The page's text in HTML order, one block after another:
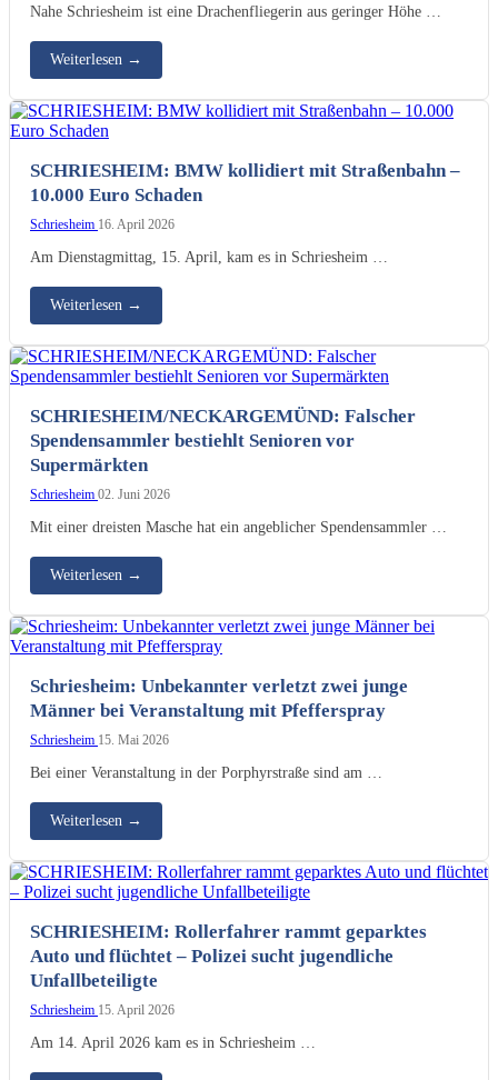
Nahe Schriesheim ist eine Drachenfliegerin aus geringer Höhe …
Weiterlesen →
SCHRIESHEIM: BMW kollidiert mit Straßenbahn –
10.000 Euro Schaden
Schriesheim 16. April 2026
Am Dienstagmittag, 15. April, kam es in Schriesheim …
Weiterlesen →
SCHRIESHEIM/NECKARGEMÜND: Falscher
Spendensammler bestiehlt Senioren vor
Supermärkten
Schriesheim 02. Juni 2026
Mit einer dreisten Masche hat ein angeblicher Spendensammler …
Weiterlesen →
Schriesheim: Unbekannter verletzt zwei junge
Männer bei Veranstaltung mit Pfefferspray
Schriesheim 15. Mai 2026
Bei einer Veranstaltung in der Porphyrstraße sind am …
Weiterlesen →
SCHRIESHEIM: Rollerfahrer rammt geparktes
Auto und flüchtet – Polizei sucht jugendliche
Unfallbeteiligte
Schriesheim 15. April 2026
Am 14. April 2026 kam es in Schriesheim …